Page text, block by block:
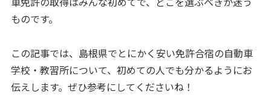
ものです。
この記事では、島根県でとにかく安い免許合宿の自動車
学校・教習所について、初めての人でも分かるようにお
伝えします。ぜひ参考にしてくださいね！